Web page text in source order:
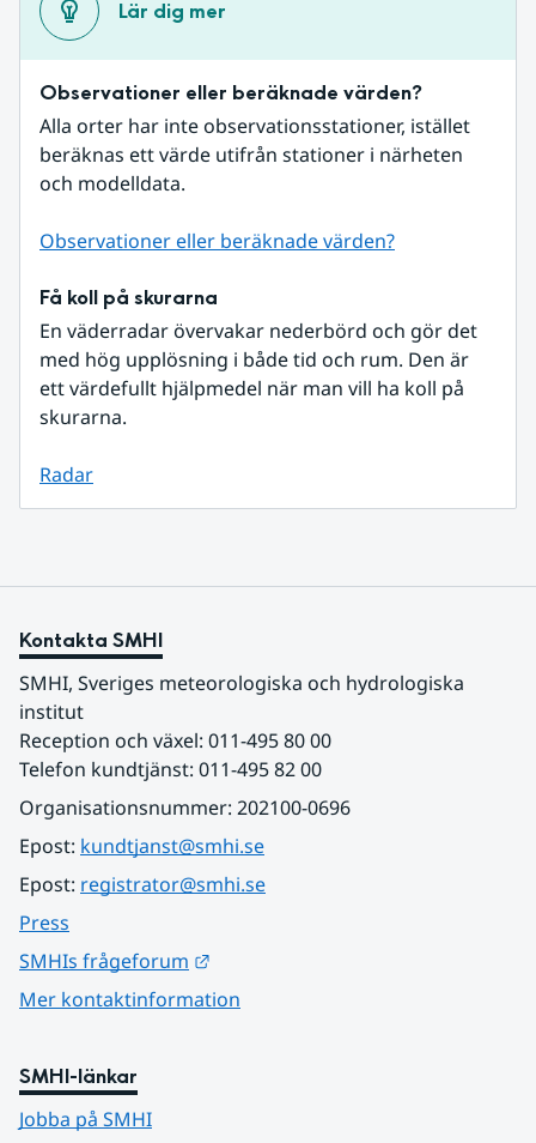
Lär dig mer
Observationer eller beräknade värden?
Alla orter har inte observationsstationer, istället
beräknas ett värde utifrån stationer i närheten
och modelldata.
Observationer eller beräknade värden?
Få koll på skurarna
En väderradar övervakar nederbörd och gör det
med hög upplösning i både tid och rum. Den är
ett värdefullt hjälpmedel när man vill ha koll på
skurarna.
Radar
Kontakta SMHI
SMHI, Sveriges meteorologiska och hydrologiska
institut
Reception och växel: 011-495 80 00
Telefon kundtjänst: 011-495 82 00
Organisationsnummer: 202100-0696
Epost: kundtjanst@smhi.se
Epost: registrator@smhi.se
Press
SMHIs frågeforum
Mer kontaktinformation
SMHI-länkar
Jobba på SMHI